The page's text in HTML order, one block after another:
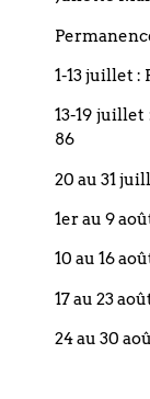
T. +33 (0)3 88
Email :
Restez
1-13 juillet :
13-19
86
20 au 31
1er au 9
10 au 16
17 au 23
24 au 30